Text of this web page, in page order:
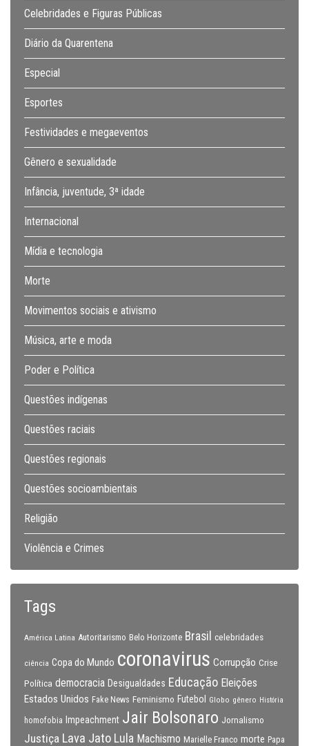
Celebridades e Figuras Públicas
Diário da Quarentena
Especial
Esportes
Festividades e megaeventos
Gênero e sexualidade
Infância, juventude, 3ª idade
Internacional
Mídia e tecnologia
Morte
Movimentos sociais e ativismo
Música, arte e moda
Poder e Política
Questões indígenas
Questões raciais
Questões regionais
Questões socioambientais
Religião
Violência e Crimes
Tags
América Latina Autoritarismo Belo Horizonte Brasil celebridades
ciência Copa do Mundo coronavirus Corrupção Crise
Política democracia Desigualdades Educação Eleições
Estados Unidos Fake News Feminismo Futebol Globo gênero História
homofobia Impeachment Jair Bolsonaro Jornalismo
Justiça Lava Jato Lula Machismo Marielle Franco morte Papa